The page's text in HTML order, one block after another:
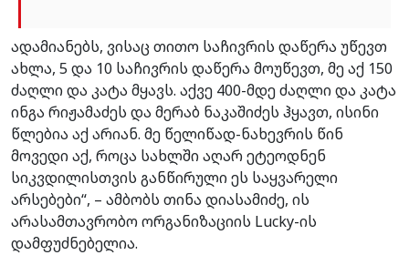
ადამიანებს, ვისაც თითო საჩივრის დაწერა უწევთ
ახლა, 5 და 10 საჩივრის დაწერა მოუწევთ, მე აქ 150
ძაღლი და კატა მყავს. აქვე 400-მდე ძაღლი და კატა
ინგა რიჟამაძეს და მერაბ ნაკაშიძეს ჰყავთ, ისინი
წლებია აქ არიან. მე წელიწად-ნახევრის წინ
მოვედი აქ, როცა სახლში აღარ ეტეოდნენ
სიკვდილისთვის განწირული ეს საყვარელი
არსებები“, – ამბობს თინა დიასამიძე, ის
არასამთავრობო ორგანიზაციის Lucky-ის
დამფუძნებელია.